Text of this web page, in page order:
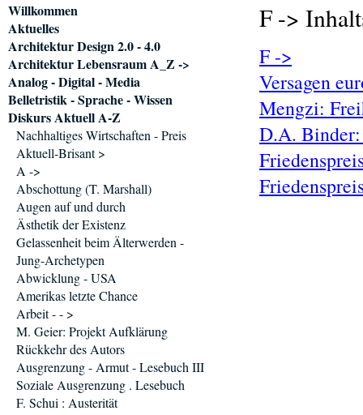
F ->
F ->
Versagen
Mengzi:
D.A.
Navigation
überspringen
Willkommen
Aktuelles
Architektur Design 2.0 - 4.0
Architektur Lebensraum A_Z ->
Analog - Digital - Media
Belletristik - Sprache - Wissen
Diskurs Aktuell A-Z
Nachhaltiges Wirtschaften - Preis
Aktuell-Brisant >
A ->
Abschottung (T. Marshall)
Augen auf und durch
Ästhetik der Existenz
Gelassenheit beim Älterwerden -
Jung-Archetypen
Abwicklung - USA
Amerikas letzte Chance
Arbeit - - >
M. Geier: Projekt Aufklärung
Rückkehr des Autors
Ausgrenzung - Armut - Lesebuch III
Soziale Ausgrenzung . Lesebuch
F. Schui : Austerität